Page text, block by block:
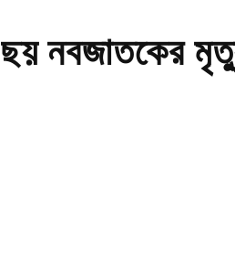
ছয় নবজাতকের